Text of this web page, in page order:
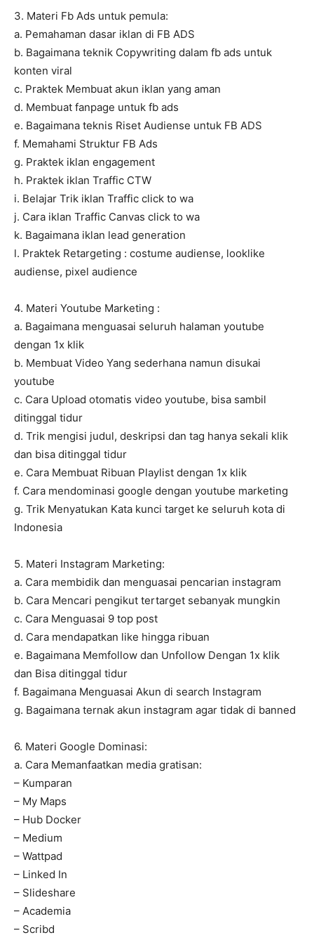
3. Materi Fb Ads untuk pemula:
a. Pemahaman dasar iklan di FB ADS
b. Bagaimana teknik Copywriting dalam fb ads untuk
konten viral
c. Praktek Membuat akun iklan yang aman
d. Membuat fanpage untuk fb ads
e. Bagaimana teknis Riset Audiense untuk FB ADS
f. Memahami Struktur FB Ads
g. Praktek iklan engagement
h. Praktek iklan Traffic CTW
i. Belajar Trik iklan Traffic click to wa
j. Cara iklan Traffic Canvas click to wa
k. Bagaimana iklan lead generation
l. Praktek Retargeting : costume audiense, looklike
audiense, pixel audience
4. Materi Youtube Marketing :
a. Bagaimana menguasai seluruh halaman youtube
dengan 1x klik
b. Membuat Video Yang sederhana namun disukai
youtube
c. Cara Upload otomatis video youtube, bisa sambil
ditinggal tidur
d. Trik mengisi judul, deskripsi dan tag hanya sekali klik
dan bisa ditinggal tidur
e. Cara Membuat Ribuan Playlist dengan 1x klik
f. Cara mendominasi google dengan youtube marketing
g. Trik Menyatukan Kata kunci target ke seluruh kota di
Indonesia
5. Materi Instagram Marketing:
a. Cara membidik dan menguasai pencarian instagram
b. Cara Mencari pengikut tertarget sebanyak mungkin
c. Cara Menguasai 9 top post
d. Cara mendapatkan like hingga ribuan
e. Bagaimana Memfollow dan Unfollow Dengan 1x klik
dan Bisa ditinggal tidur
f. Bagaimana Menguasai Akun di search Instagram
g. Bagaimana ternak akun instagram agar tidak di banned
6. Materi Google Dominasi:
a. Cara Memanfaatkan media gratisan:
– Kumparan
– My Maps
– Hub Docker
– Medium
– Wattpad
– Linked In
– Slideshare
– Academia
– Scribd